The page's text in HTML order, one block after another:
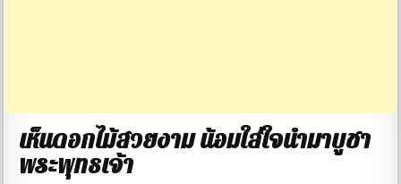
เห็นดอกไม้สวยงาม น้อมใส่ใจนำมาบูชา
พระพุทธเจ้า